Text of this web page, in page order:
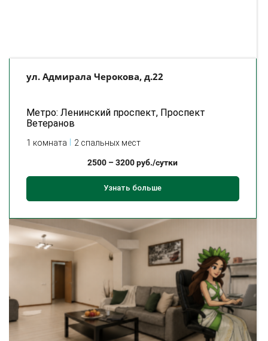
ул. Адмирала Черокова, д.22
Метро: Ленинский проспект, Проспект
Ветеранов
1 комната 2 спальных мест
2500 –3200руб./сутки
Узнать больше